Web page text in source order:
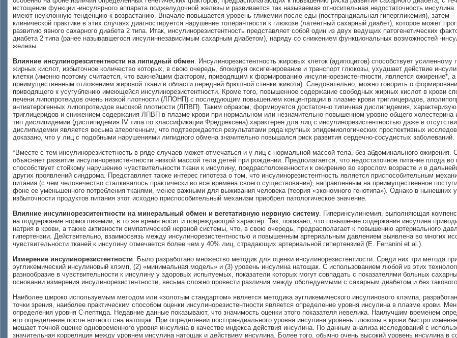
истощение функции -инсулярного аппарата поджелудочной железы и развивается так называемая относительная недостаточность
имеют неуклонную тенденцию к возрастанию. Вначале повышается уровень гликемии после еды (постпрандиальная гипергликемия), затем
клинической практике в этих случаях диагностируется нарушение толерантности к глюкозе (латентный сахарный диабет), которое может
развитию явного сахарного диабета 2 типа. Итак, инсулинорезистентность представляет собой один из двух ведущих патогенетических
диабета 2 типа (ранее называвшегося инсулиннезависимым сахарным диабетом), наряду со снижением функциональных возможностей -
железы.
Влияние инсулинорезситентности на липидный обмен. Инсулинорезистентность жировых клеток (адипоцитов) способствует
жирных кислот, избыточное количество которых, в свою очередь, блокируя оксигенирование и транспорт глюкозы, ухудшает действие
клетки (именно поэтому считается, что важнейшим фактором, приводящим к формированию инсулинорезистентности, является ожирение*,
преимущественным отложением жировой ткани в области передней брюшной стенки живота). Следовательно, можно говорить о
приводящего к усугублению имеющейся инсулинорезистентности. Кроме того, повышенное содержание свободных жирных кислот в крови
печени липопротеидов очень низкой плотности (ЛПОНП) с последующим повышением концентрации в плазме крови триглицеридов,
антиатерогенных липопротеидов высокой плотности (ЛПВП). Таким образом, формируется достаточно типичная дислипидемия,
триглицеридов и снижением содержания ЛПВП в плазме крови при нормальном или незначительно повышенном уровне общего
тип дислипидемии (дислипидемия IV типа по классификации Фредрексена) характерен для лиц с инсулинорезистентностью даже в
дислипидемии является весьма атерогенным, что подтверждается результатами ряда крупных эпидемиологических проспективных
доказано, что у лиц с подобными нарушениями липидного обмена значительно повышался риск развития сердечно-сосудистых заболеваний.
*Вместе с тем инсулинорезистетность в ряде случаев может отмечаться и у лиц с нормальной массой тела, без абдоминального ожирения.
объясняет развитие инсулинорезистентности низкой массой тела детей при рождении. Предполагается, что недостаточное питание плода
способствует стойкому нарушению чувствительности ткани к инсулину, предрасположенности к ожирению во взрослом возрасте и в
других проявлений синдрома. Представляет также интерес гипотеза о том, что инсулинорезистентность является приспособительным
питания (с чем человечество сталкивалось практически во все времена своего существования), направленным на преимущественное
фоне ее уменьшенного потребления тканями, менее важными для выживания человека (теория «экономного генотипа»). Однако в нынешних
избыточности продуктов питания этот исходно приспособительный механизм приобрел патологическое значение.
Влияние инсулинорезситентности на минеральный обмен и вегетативную нервную систему. Гиперинсулинемия, выполняющая
на поддержание нормогликемии, в то же время носит и повреждающий характер. Так, показано, что повышение содержания инсулина
натрия в крови, а также активности симпатической нервной системы, что, в свою очередь, предрасполагает к повышению артериального
гипертензии. Действительно, взаимосвязь между инсулинорезистентностью и повышенным артериальным давлением выявлена во многих
чувствительности тканей к инсулину отмечается более чем у 40% лиц, страдающих артериальной гипертензией (Е. Ferranini et al.).
Измерение инсулинорезистентности. Было разработано множество методик для оценки инсулинорезистентиости. Среди них три метода
эугликемический инсулиновый клэмп, (2) «минимальная модель» и (3) уровень инсулина натощак. С использованием любой из этих
разнообразие в чувствительности к инсулину у здоровых испытуемых, показатели которых могут совпадать с показателями больных
основании измерения инсулинорезистентности, весьма сложно провести различия между обследуемыми с сахарным диабетом и без
Наиболее широко используемым методом или «золотым стандартом» является методика эугликемического инсулинового клэмпа,
точки зрения, наиболее практическим способом оценки инсулинорезистентности является определение уровня инсулина в плазме крови.
определения уровня С-пептида. Недавние данные показывают, что значимость оценки этого показателя невелика. Наилучшим временем
его определение после ночного сна натощак. При определении постпрандиального уровня инсулина уровень глюкозы в крови быстро
мешает точной оценке одновременного уровня инсулина в качестве индекса действия инсулина. По данным анализа исследований с
значительная корреляция между уровнем инсулина натощак и действием инсулина. Более того, обычно очень высокий уровень инсулина в